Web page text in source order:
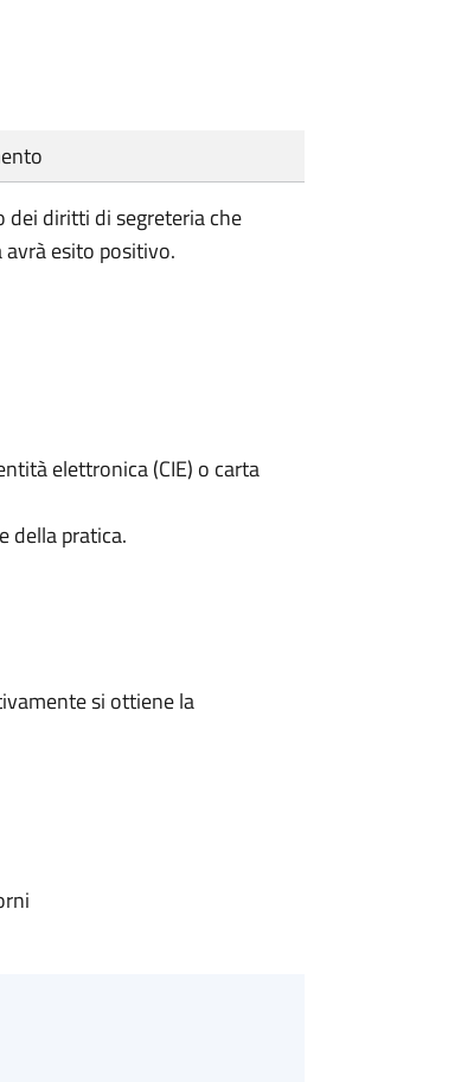
dei diritti di segreteria che
esito positivo.
elettronica (CIE) o carta
della pratica.
si ottiene la